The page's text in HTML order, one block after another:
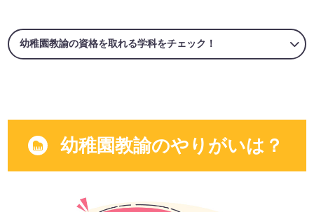
幼稚園教諭の資格を取れる学科をチェック！
幼稚園教諭のやりがいは？